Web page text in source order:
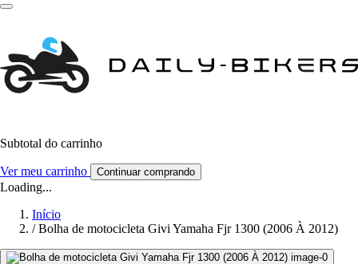
Subtotal do carrinho
Ver meu carrinho Continuar comprando
Loading...
Início
/ Bolha de motocicleta Givi Yamaha Fjr 1300 (2006 À 2012)